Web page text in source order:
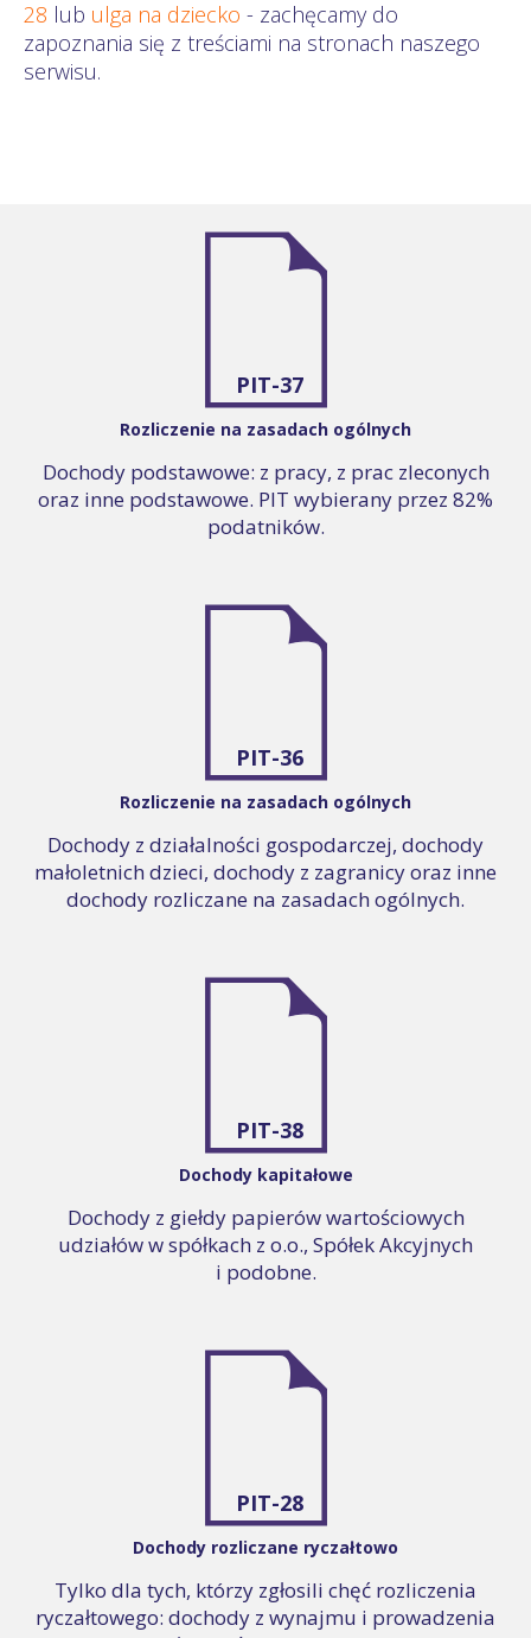
28 lub ulga na dziecko - zachęcamy do
zapoznania się z treściami na stronach naszego
serwisu.
PIT-37
Rozliczenie na zasadach ogólnych
Dochody podstawowe: z pracy, z prac zleconych
oraz inne podstawowe. PIT wybierany przez 82%
podatników.
PIT-36
Rozliczenie na zasadach ogólnych
Dochody z działalności gospodarczej, dochody
małoletnich dzieci, dochody z zagranicy oraz inne
dochody rozliczane na zasadach ogólnych.
PIT-38
Dochody kapitałowe
Dochody z giełdy papierów wartościowych
udziałów w spółkach z o.o., Spółek Akcyjnych
i podobne.
PIT-28
Dochody rozliczane ryczałtowo
Tylko dla tych, którzy zgłosili chęć rozliczenia
ryczałtowego: dochody z wynajmu i prowadzenia